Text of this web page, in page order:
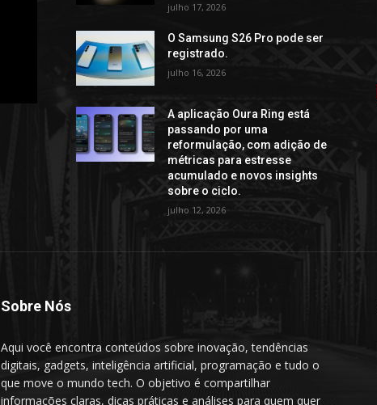
julho 17, 2026
O Samsung S26 Pro pode ser
registrado.
julho 16, 2026
A aplicação Oura Ring está
passando por uma
reformulação, com adição de
métricas para estresse
acumulado e novos insights
sobre o ciclo.
julho 12, 2026
Sobre Nós
Aqui você encontra conteúdos sobre inovação, tendências
digitais, gadgets, inteligência artificial, programação e tudo o
que move o mundo tech. O objetivo é compartilhar
informações claras, dicas práticas e análises para quem quer